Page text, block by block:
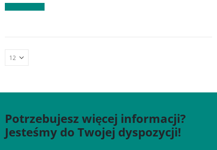
Potrzebujesz więcej informacji?
Jesteśmy do Twojej dyspozycji!